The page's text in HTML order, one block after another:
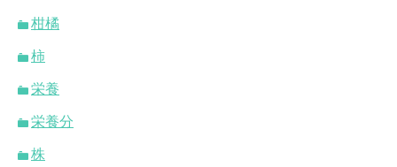
柑橘
柿
栄養
栄養分
株